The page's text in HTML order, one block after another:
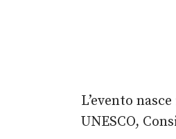
L’evento
UNESCO,